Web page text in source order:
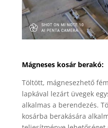
Mágneses kosár berakó:
Töltött, mágnesezhető
lapkával lezárt üvegek
alkalmas a berendezés.
kosárba berakására